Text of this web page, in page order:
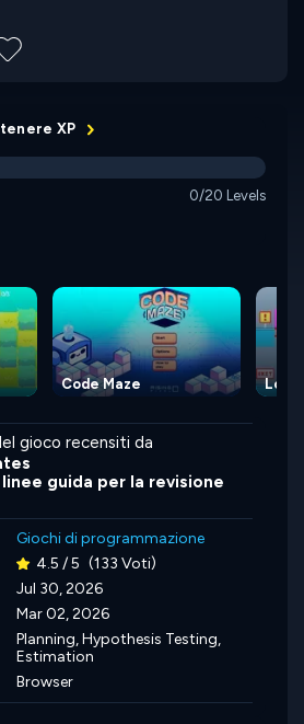
XP
0/20 Levels
Code Maze Lost
gioco recensiti da
guida per la revisione
Giochi di programmazione
4.5 / 5 (133 Voti)
Jul 30, 2026
Mar 02, 2026
Planning,Hypothesis Testing,
Estimation
Browser